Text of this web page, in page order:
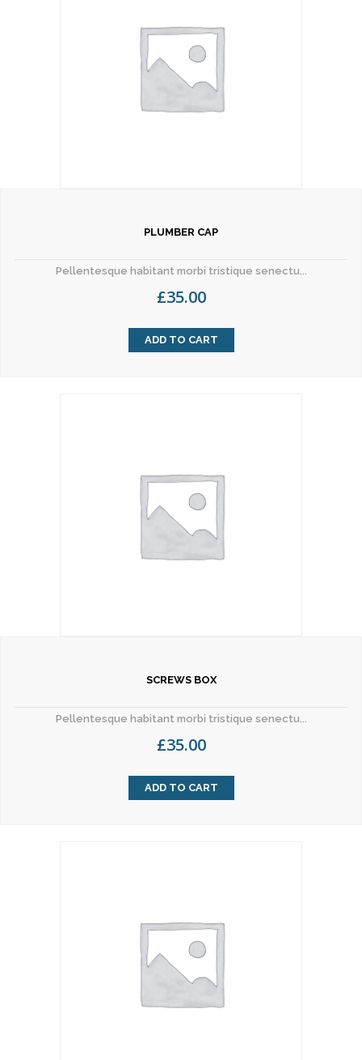
PLUMBER CAP
Pellentesque habitant morbi tristique senectu...
£35.00
ADD TO CART
SCREWS BOX
Pellentesque habitant morbi tristique senectu...
£35.00
ADD TO CART